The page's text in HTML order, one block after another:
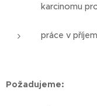
karcinomu
práce v
Požadujeme: